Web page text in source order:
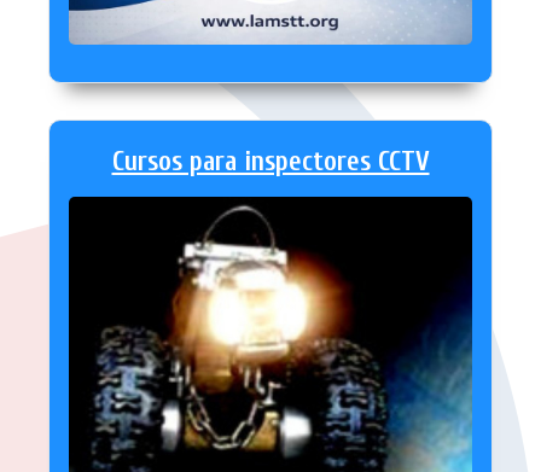
Cursos para inspectores CCTV